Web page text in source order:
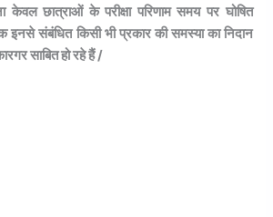
केवल छात्राओं के परीक्षा परिणाम समय पर घोषित
इनसे संबंधित किसी भी प्रकार की समस्या का निदान
साबित हो रहे हैं /